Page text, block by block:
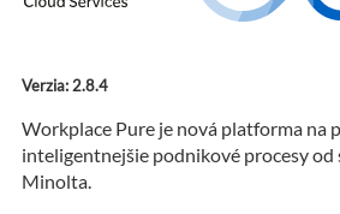
Verzia: 2.8.4
Workplace Pure je nová platforma na
inteligentnejšie podnikové procesy
Minolta.